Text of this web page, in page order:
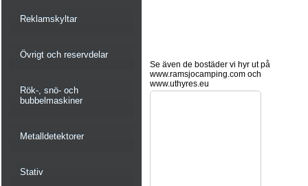
Reklamskyltar
Övrigt och reservdelar
Rök-, snö- och
bubbelmaskiner
Metalldetektorer
Stativ
Se även de bostäder vi hyr ut på
www.ramsjocamping.com och
www.uthyres.eu